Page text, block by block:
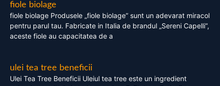
fiole biolage
fiole biolage Produsele „fiole biolage” sunt un adevarat miracol
pentru parul tau. Fabricate in Italia de brandul „Sereni Capelli”,
aceste fiole au capacitatea de a
ulei tea tree beneficii
Ulei Tea Tree Beneficii Uleiul tea tree este un ingredient